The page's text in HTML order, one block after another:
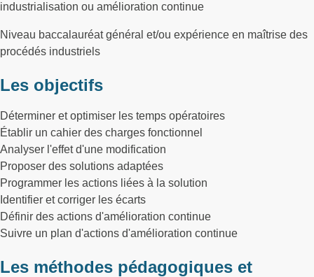
industrialisation ou amélioration continue
Niveau baccalauréat général et/ou expérience en maîtrise des
procédés industriels
Les objectifs
Déterminer et optimiser les temps opératoires
Établir un cahier des charges fonctionnel
Analyser l'effet d'une modification
Proposer des solutions adaptées
Programmer les actions liées à la solution
Identifier et corriger les écarts
Définir des actions d'amélioration continue
Suivre un plan d'actions d'amélioration continue
Les méthodes pédagogiques et